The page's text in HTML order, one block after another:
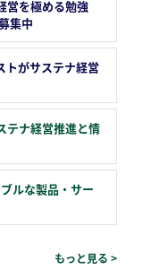
営を極める勉強
集中
トがサステナ経営
テナ経営推進と情
ルな製品・サー
もっと見る >